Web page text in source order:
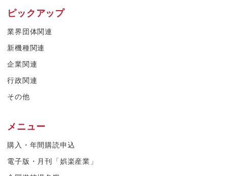
ピックアップ
業界団体関連
新機種関連
企業関連
行政関連
その他
メニュー
購入・年間購読申込
電子版・月刊「娯楽産業」